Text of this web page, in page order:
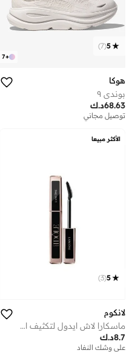
+
7
5
(
7
)
هوكا
بوندي ٩
د.ك68.63
توصيل مجاني
الأكثر مبيعا
5
(
3
)
لانكوم
ماسكارا لاش ايدول لتكثيف الرموش بحجم صغير - أسود
د.ك8.7
على وشك النفاد